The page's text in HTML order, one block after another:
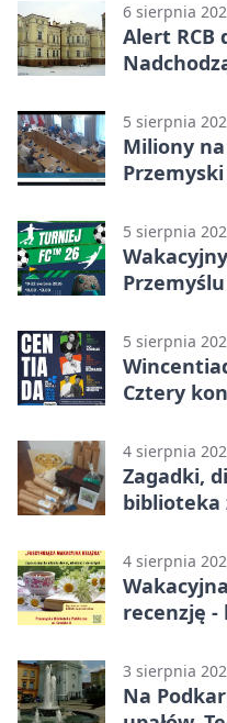
6 sierpnia
Alert RCB
5 sierpnia
Miliony
5 sierpnia
5 sierpnia
Cztery
4 sierpnia
Zagadki,
biblioteka
4 sierpnia
recenzję -
3 sierpnia
Na